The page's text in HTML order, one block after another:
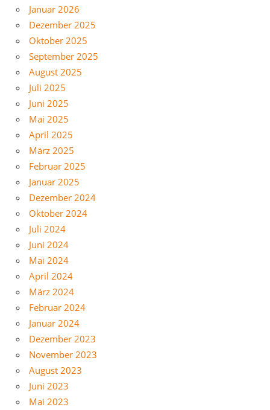
Januar 2026
Dezember 2025
Oktober 2025
September 2025
August 2025
Juli 2025
Juni 2025
Mai 2025
April 2025
März 2025
Februar 2025
Januar 2025
Dezember 2024
Oktober 2024
Juli 2024
Juni 2024
Mai 2024
April 2024
März 2024
Februar 2024
Januar 2024
Dezember 2023
November 2023
August 2023
Juni 2023
Mai 2023